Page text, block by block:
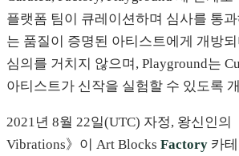
플랫폼 팀이 큐레이션하며 심사를 통
는 품질이 증명된 아티스트에게 개방
심의를 거치지 않으며, Playground는
아티스트가 신작을 실험할 수 있도록
2021년 8월 22일(UTC) 자정, 왕신인의
Vibrations》이 Art Blocks Factory 카